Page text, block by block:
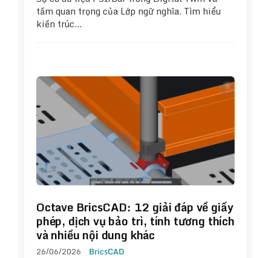
tầm quan trọng của Lớp ngữ nghĩa. Tìm hiểu
kiến trúc…
Octave BricsCAD: 12 giải đáp về giấy
phép, dịch vụ bảo trì, tính tương thích
và nhiều nội dung khác
26/06/2026 BricsCAD